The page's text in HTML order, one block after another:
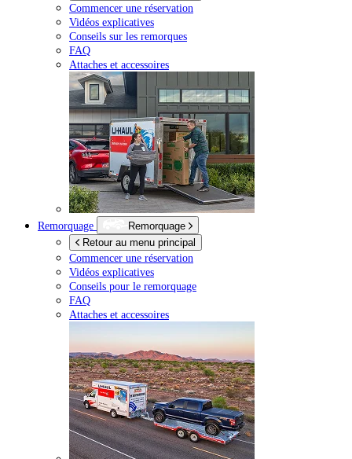
Commencer une réservation
Vidéos explicatives
Conseils sur les remorques
FAQ
Attaches et accessoires
Remorquage
Remorquage
Retour au menu principal
Commencer une réservation
Vidéos explicatives
Conseils pour le remorquage
FAQ
Attaches et accessoires